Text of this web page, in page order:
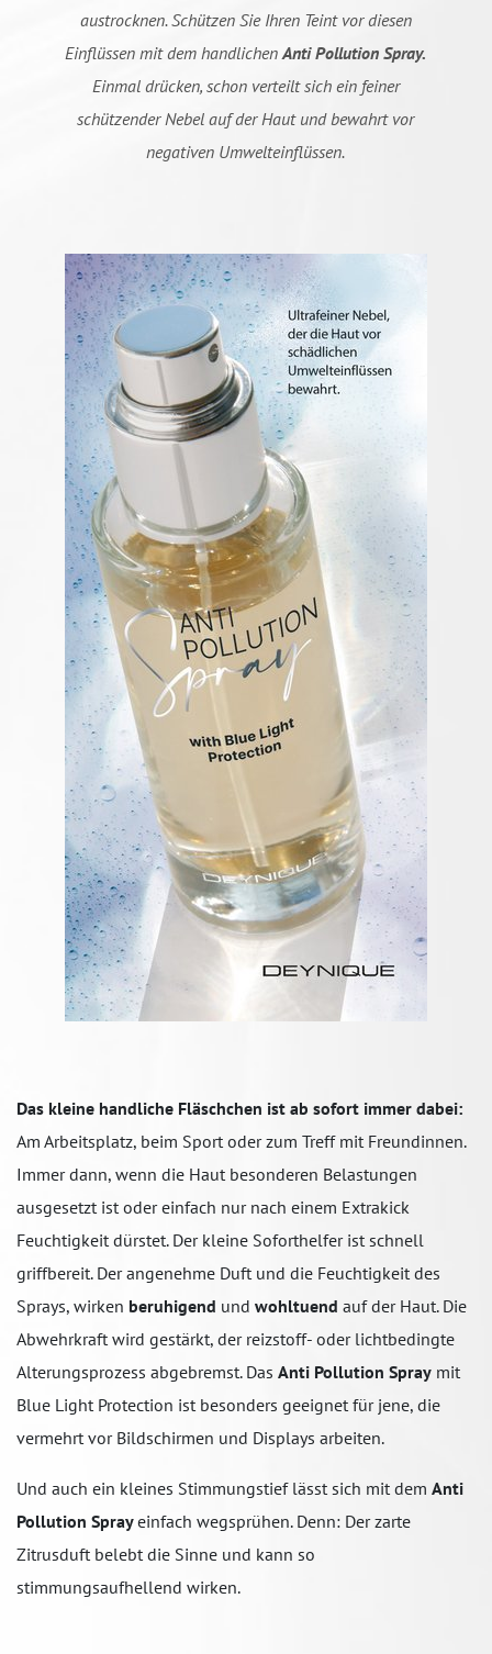
austrocknen. Schützen Sie Ihren Teint vor diesen
Einflüssen mit dem handlichenAnti Pollution Spray.
Einmal drücken, schon verteilt sich ein feiner
schützender Nebel auf der Haut und bewahrt vor
negativen Umwelteinflüssen.
Das kleine handliche Fläschchen ist ab sofort immer dabei:
Am Arbeitsplatz, beim Sport oder zum Treff mit Freundinnen.
Immer dann, wenn die Haut besonderen Belastungen
ausgesetzt ist oder einfach nur nach einem Extrakick
Feuchtigkeit dürstet. Der kleine Soforthelfer ist schnell
griffbereit. Der angenehme Duft und die Feuchtigkeit des
Sprays, wirken beruhigend und wohltuend auf der Haut. Die
Abwehrkraft wird gestärkt, der reizstoff- oder lichtbedingte
Alterungsprozess abgebremst. Das Anti Pollution Spray mit
Blue Light Protection ist besonders geeignet für jene, die
vermehrt vor Bildschirmen und Displays arbeiten.
Und auch ein kleines Stimmungstief lässt sich mit dem Anti
Pollution Sprayeinfach wegsprühen. Denn: Der zarte
Zitrusduft belebt die Sinne und kann so
stimmungsaufhellend wirken.